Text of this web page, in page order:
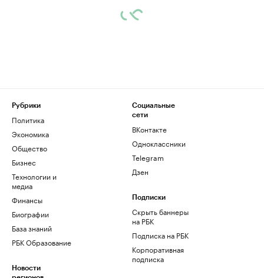
Рубрики
Политика
Экономика
Общество
Бизнес
Технологии и
медиа
Финансы
Биографии
База знаний
РБК Образование
Новости
Социальные
сети
ВКонтакте
Одноклассники
Telegram
Дзен
Подписки
Скрыть баннеры
на РБК
Подписка на РБК
Корпоративная
подписка